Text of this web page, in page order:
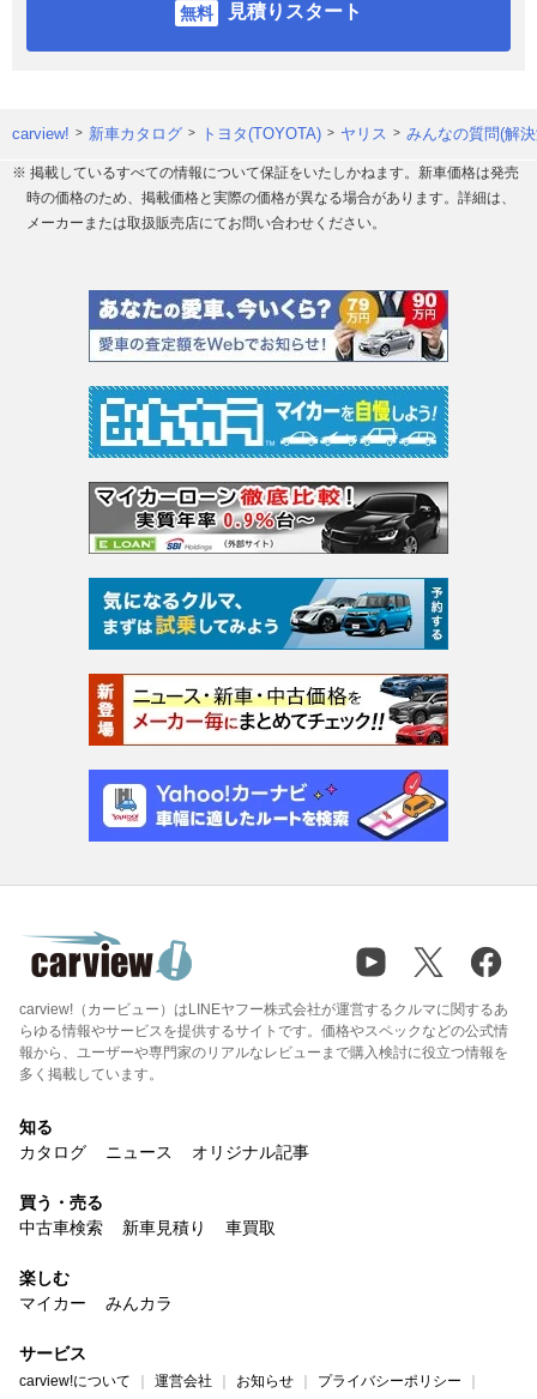
見積りスタート
carview! 新車カタログ トヨタ(TOYOTA) ヤリス みんなの質問(解
※ 掲載しているすべての情報について保証をいたしかねます。新車価格は発売
時の価格のため、掲載価格と実際の価格が異なる場合があります。詳細は、
メーカーまたは取扱販売店にてお問い合わせください。
carview!（カービュー）はLINEヤフー株式会社が運営するクルマに関するあ
らゆる情報やサービスを提供するサイトです。価格やスペックなどの公式情
報から、ユーザーや専門家のリアルなレビューまで購入検討に役立つ情報を
多く掲載しています。
知る
カタログ
ニュース オリジナル記事
買う・売る
中古車検索
新車見積り 車買取
楽しむ
マイカー
みんカラ
サービス
carview!について 運営会社 お知らせ プライバシーポリシー